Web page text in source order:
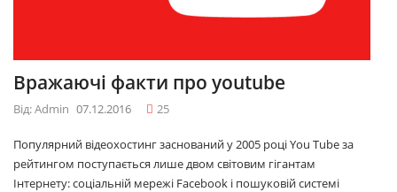
Вражаючі факти про youtube
Від: Admin 07.12.2016 25
Популярний відеохостинг заснований у 2005 році You Tube за
рейтингом поступається лише двом світовим гігантам
Інтернету: соціальній мережі Facebook і пошуковій системі